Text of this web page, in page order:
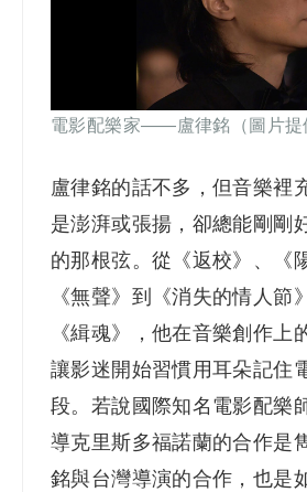
電影配樂家——盧律銘（圖片提
盧律銘的話不多，但音樂裡
是澎湃或張揚，卻總能剛剛
的那根弦。從《返校》、《
《無聲》到《消失的情人節
《緝魂》，他在音樂創作上
讓影迷開始習慣用耳朵記住
段。若說國際知名電影配樂
導克里斯多福諾蘭的合作是
銘與台灣導演的合作，也是